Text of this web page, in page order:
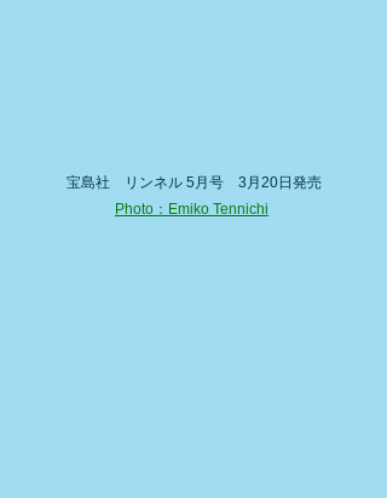
宝島社　リンネル 5月号　3月20日発売
Photo：Emiko Tennichi